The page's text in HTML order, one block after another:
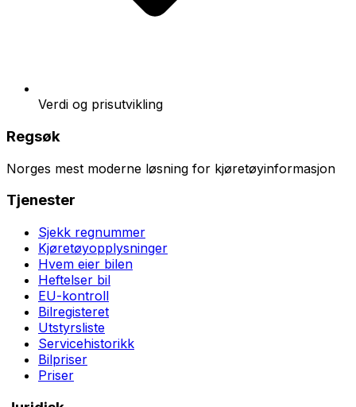
Verdi og prisutvikling
Regsøk
Norges mest moderne løsning for kjøretøyinformasjon
Tjenester
Sjekk regnummer
Kjøretøyopplysninger
Hvem eier bilen
Heftelser bil
EU-kontroll
Bilregisteret
Utstyrsliste
Servicehistorikk
Bilpriser
Priser